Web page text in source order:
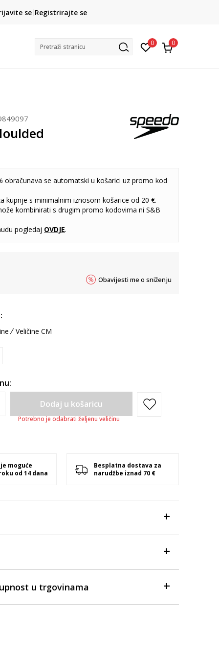
CLICK& COLLECT
besplatno preuzimanje u trgovini
se Registrirajte se
Pretraži stranicu 0 0
obračunava se automatski u košarici uz promo kod
kupnje s minimalnim iznosom košarice od 20 €.
kombinirati s drugim promo kodovima ni S&B
pogledaj OVDJE.
Obavijesti me o sniženju
Veličine CM
Dodaj u košaricu
Potrebno je odabrati željenu veličinu
moguće
od 14 dana
Besplatna dostava za
narudžbe iznad 70 €
u trgovinama